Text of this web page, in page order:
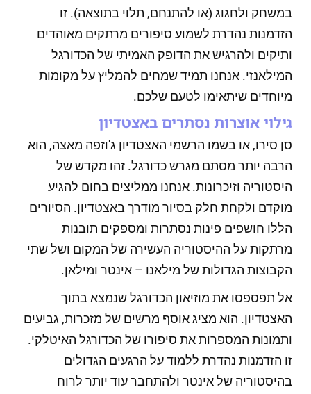
במשחק ולחגוג (או להתנחם, תלוי בתוצאה). זו
הזדמנות נהדרת לשמוע סיפורים מרתקים מאוהדים
ותיקים ולהרגיש את הדופק האמיתי של הכדורגל
המילאנזי. אנחנו תמיד שמחים להמליץ על מקומות
מיוחדים שיתאימו לטעם שלכם.
גילוי אוצרות נסתרים באצטדיון
סן סירו, או בשמו הרשמי האצטדיון ג'וזפה מאצה, הוא
הרבה יותר מסתם מגרש כדורגל. זהו מקדש של
היסטוריה וזיכרונות. אנחנו ממליצים בחום להגיע
מוקדם ולקחת חלק בסיור מודרך באצטדיון. הסיורים
הללו חושפים פינות נסתרות ומספקים תובנות
מרתקות על ההיסטוריה העשירה של המקום ושל שתי
הקבוצות הגדולות של מילאנו – אינטר ומילאן.
אל תפספסו את מוזיאון הכדורגל שנמצא בתוך
האצטדיון. הוא מציג אוסף מרשים של מזכרות, גביעים
ותמונות המספרות את סיפורו של הכדורגל האיטלקי.
זו הזדמנות נהדרת ללמוד על הרגעים הגדולים
בהיסטוריה של אינטר ולהתחבר עוד יותר לרוח